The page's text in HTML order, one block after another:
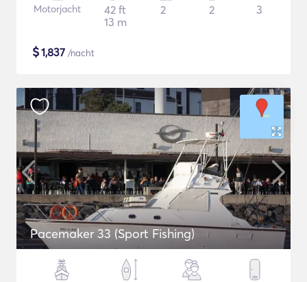
Motorjacht
42 ft
13 m
2 2 3
$1,837 /nacht
Pacemaker 33 (Sport Fishing)